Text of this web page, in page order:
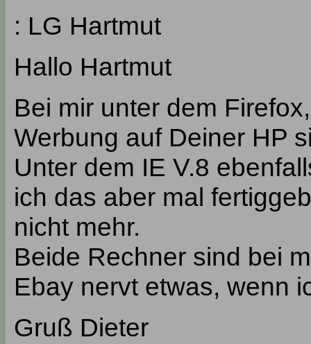
: LG Hartmut
Hallo Hartmut
Bei mir unter dem
Werbung auf Deiner HP
Unter dem IE V.8
ich das aber mal
nicht mehr.
Beide Rechner sind bei
Ebay nervt etwas, wenn
Gruß Dieter